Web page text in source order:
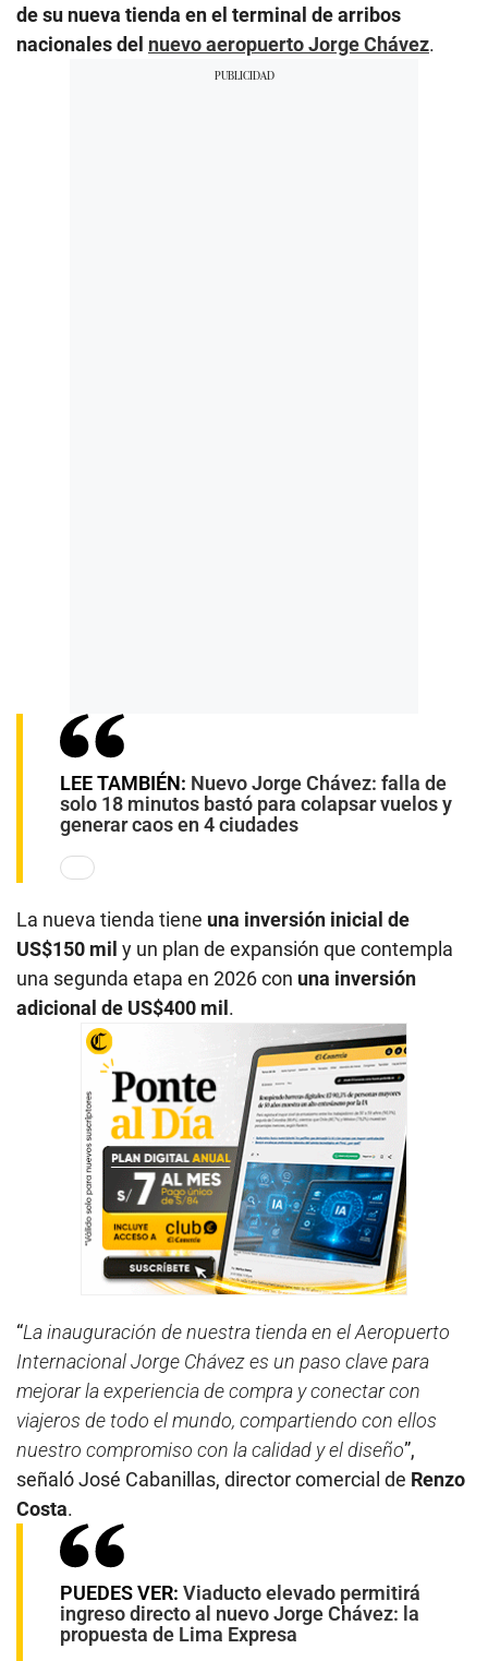
de su nueva tienda en el terminal de arribos
nacionales del nuevo aeropuerto Jorge Chávez.
LEE TAMBIÉN: Nuevo Jorge Chávez: falla de
solo 18 minutos bastó para colapsar vuelos y
generar caos en 4 ciudades
La nueva tienda tiene una inversión inicial de
US$150 mil y un plan de expansión que contempla
una segunda etapa en 2026 con una inversión
adicional de US$400 mil.
“La inauguración de nuestra tienda en el Aeropuerto
Internacional Jorge Chávez es un paso clave para
mejorar la experiencia de compra y conectar con
viajeros de todo el mundo, compartiendo con ellos
nuestro compromiso con la calidad y el diseño”,
señaló José Cabanillas, director comercial de Renzo
Costa.
PUEDES VER: Viaducto elevado permitirá
ingreso directo al nuevo Jorge Chávez: la
propuesta de Lima Expresa